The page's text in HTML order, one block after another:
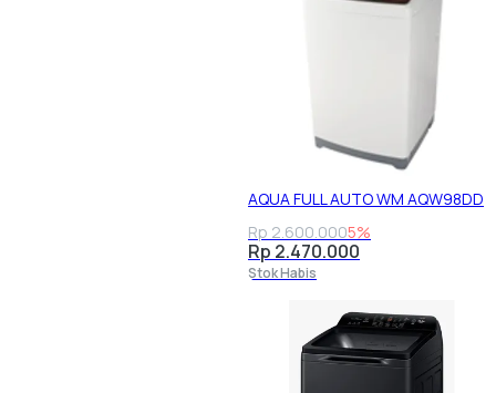
AQUA FULL AUTO WM AQW98DD
Rp 2.600.0005%
Rp 2.470.000
Stok Habis